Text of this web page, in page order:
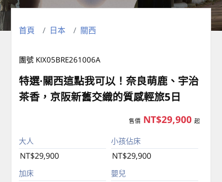
首頁 日本 關西
團號 KIX05BRE261006A
特選·關西這點我可以！奈良萌鹿、宇治
茶香，京阪新舊交織的質感輕旅5日
售價 NT$29,900 起
大人
NT$29,900
小孩佔床
NT$29,900
加床 嬰兒